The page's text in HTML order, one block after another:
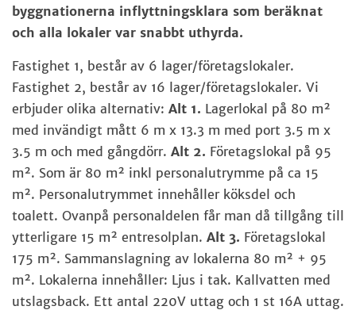
byggnationerna inflyttningsklara som beräknat
och alla lokaler var snabbt uthyrda.
Fastighet 1, består av 6 lager/företagslokaler.
Fastighet 2, består av 16 lager/företagslokaler. Vi
erbjuder olika alternativ: Alt 1. Lagerlokal på 80 m²
med invändigt mått 6 m x 13.3 m med port 3.5 m x
3.5 m och med gångdörr. Alt 2. Företagslokal på 95
m². Som är 80 m² inkl personalutrymme på ca 15
m². Personalutrymmet innehåller köksdel och
toalett. Ovanpå personaldelen får man då tillgång till
ytterligare 15 m² entresolplan. Alt 3. Företagslokal
175 m². Sammanslagning av lokalerna 80 m² + 95
m². Lokalerna innehåller: Ljus i tak. Kallvatten med
utslagsback. Ett antal 220V uttag och 1 st 16A uttag.